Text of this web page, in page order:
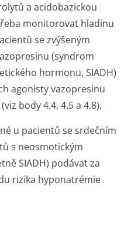
a acidobazickou
monitorovat hladinu
se zvýšeným
(syndrom
hormonu, SIADH)
agonisty vazopresinu
body 4.4, 4.5 a 4.8).
u pacientů se srdečním
s neosmotickým
SIADH) podávat za
rizika hyponatrémie